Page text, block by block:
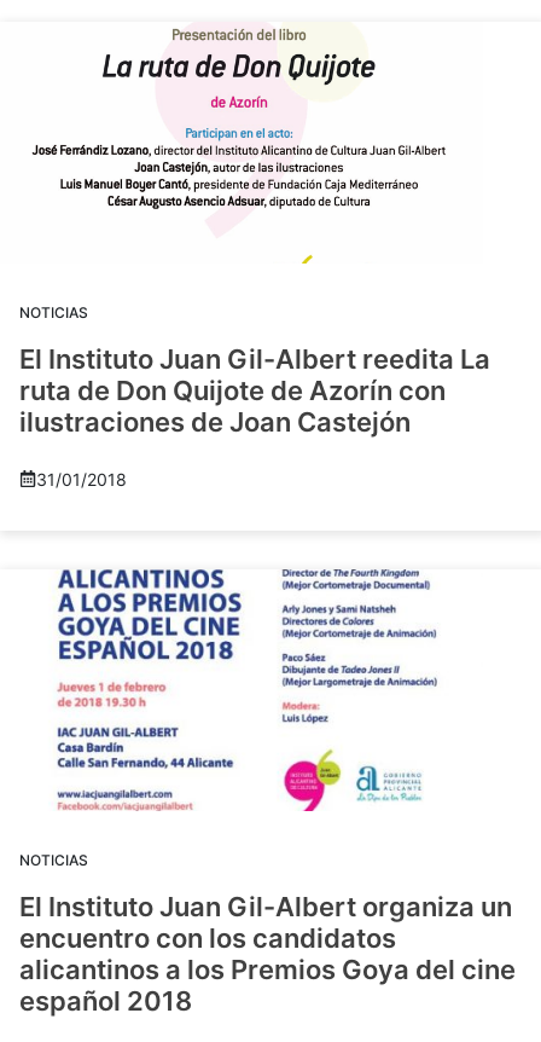
NOTICIAS
El Instituto Juan Gil-Albert reedita La
ruta de Don Quijote de Azorín con
ilustraciones de Joan Castejón
31/01/2018
NOTICIAS
El Instituto Juan Gil-Albert organiza un
encuentro con los candidatos
alicantinos a los Premios Goya del cine
español 2018